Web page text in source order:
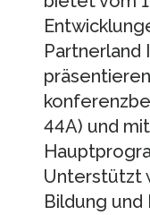
Partnerland
44A) und
Unterstützt
Bildung